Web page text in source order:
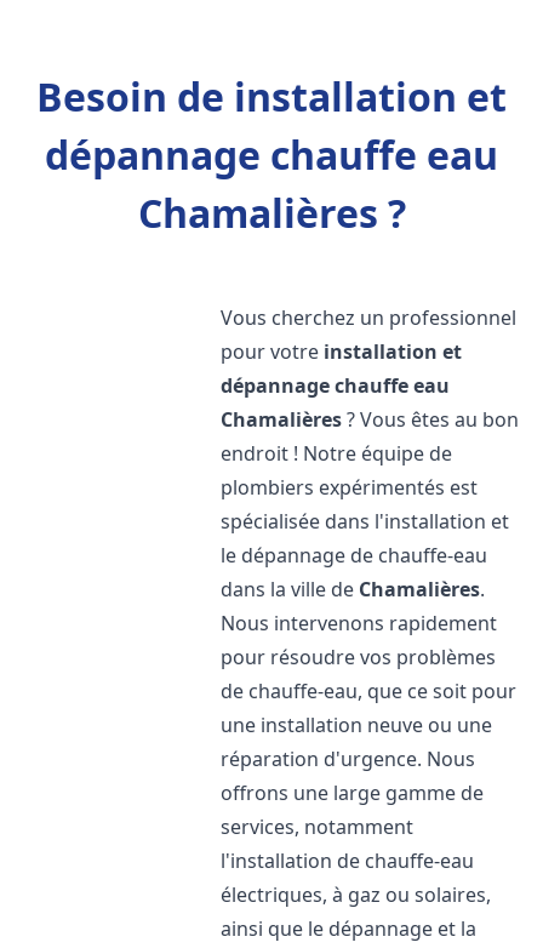
Besoin de installation et
dépannage chauffe eau
Chamalières ?
Vous cherchez un professionnel
pour votre installation et
dépannage chauffe eau
Chamalières? Vous êtes au bon
endroit ! Notre équipe de
plombiers expérimentés est
spécialisée dans l'installation et
le dépannage de chauffe-eau
dans la ville de Chamalières.
Nous intervenons rapidement
pour résoudre vos problèmes
de chauffe-eau, que ce soit pour
une installation neuve ou une
réparation d'urgence. Nous
offrons une large gamme de
services, notamment
l'installation de chauffe-eau
électriques, à gaz ou solaires,
ainsi que le dépannage et la